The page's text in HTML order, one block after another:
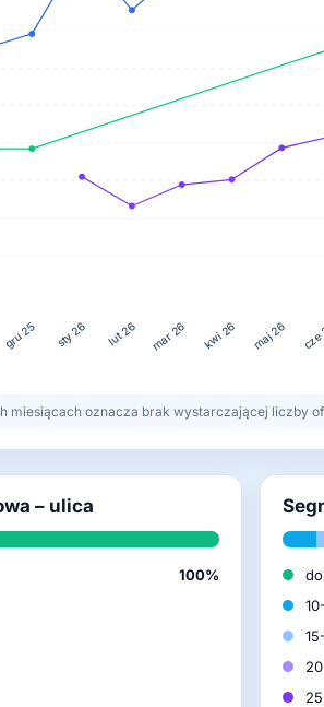
gru 25 sty 26 lut 26 mar 26 kwi 26 maj 26
miesiącach oznacza brak wystarczającej liczby
– ulica
100% do